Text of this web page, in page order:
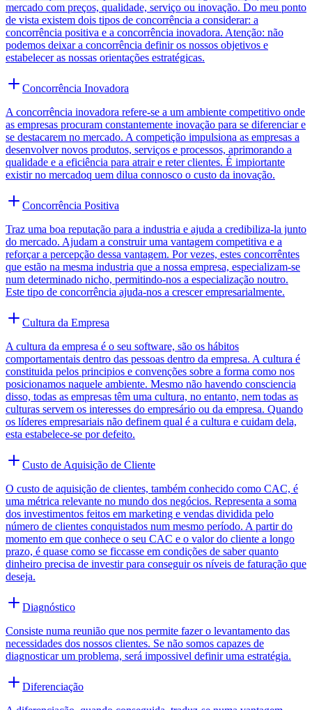
mercado com preços, qualidade, serviço ou inovação. Do meu ponto
de vista existem dois tipos de concorrência a considerar: a
concorrência positiva e a concorrência inovadora. Atenção: não
podemos deixar a concorrência definir os nossos objetivos e
estabelecer as nossas orientações estratégicas.
Concorrência Inovadora
A concorrência inovadora refere-se a um ambiente competitivo onde
as empresas procuram constantemente inovação para se diferenciar e
se destacarem no mercado. A competição impulsiona as empresas a
desenvolver novos produtos, serviços e processos, aprimorando a
qualidade e a eficiência para atrair e reter clientes. É impiortante
existir no mercadoq uem dilua connosco o custo da inovação.
Concorrência Positiva
Traz uma boa reputação para a industria e ajuda a credibiliza-la junto
do mercado. Ajudam a construir uma vantagem competitiva e a
reforçar a percepção dessa vantagem. Por vezes, estes concorrêntes
que estão na mesma industria que a nossa empresa, especializam-se
num determinado nicho, permitindo-nos a especialização noutro.
Este tipo de concorrência ajuda-nos a crescer empresarialmente.
Cultura da Empresa
A cultura da empresa é o seu software, são os hábitos
comportamentais dentro das pessoas dentro da empresa. A cultura é
constituida pelos principios e convenções sobre a forma como nos
posicionamos naquele ambiente. Mesmo não havendo consciencia
disso, todas as empresas têm uma cultura, no entanto, nem todas as
culturas servem os interesses do empresário ou da empresa. Quando
os líderes empresariais não definem qual é a cultura e cuidam dela,
esta estabelece-se por defeito.
Custo de Aquisição de Cliente
O custo de aquisição de clientes, também conhecido como CAC, é
uma métrica relevante no mundo dos negócios. Representa a soma
dos investimentos feitos em marketing e vendas dividida pelo
número de clientes conquistados num mesmo período. A partir do
momento em que conhece o seu CAC e o valor do cliente a longo
prazo, é quase como se ficcasse em condições de saber quanto
dinheiro precisa de investir para conseguir os níveis de faturação que
deseja.
Diagnóstico
Consiste numa reunião que nos permite fazer o levantamento das
necessidades dos nossos clientes. Se não somos capazes de
diagnosticar um problema, será impossivel definir uma estratégia.
Diferenciação